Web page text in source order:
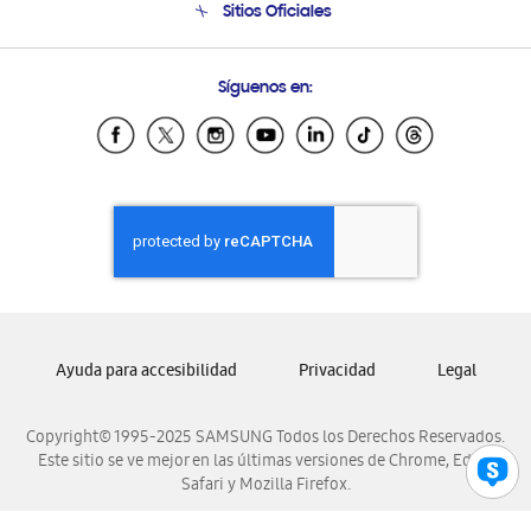
Condiciones de Compra
Soporte vía eMail
Sitios Oficiales
Samsung Ecuador
Samsung El Salvador
Samsung Honduras
Samsung Nicaragua
Samsung Panamá
Samsung Venezuela
Síguenos en:
Copyright© 1995-2025 SAMSUNG Todos los Derechos Reservados.
Este sitio se ve mejor en las últimas versiones de Chrome, Edge,
Safari y Mozilla Firefox.
Ayuda para accesibilidad Privacidad Legal